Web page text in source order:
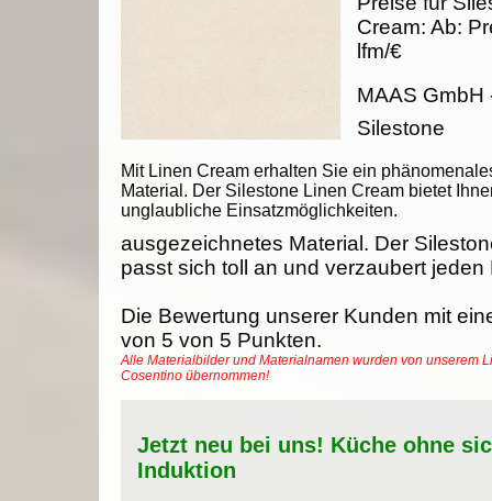
Mit Linen Cream erhalten Sie ein
Material. Der Silestone Linen Cream bietet
unglaubliche Einsatzmöglichkeiten.
Cream: Ab:
lfm/€
MAAS GmbH
Silestone
ausgezeichnetes Material. Der
passt sich toll an und verzaubert jeden
Die Bewertung unserer Kunden mit
von 5 von 5 Punkten.
Alle Materialbilder und Materialnamen wurden von unserem
Cosentino übernommen!
Jetzt neu bei uns! Küche ohne
Induktion